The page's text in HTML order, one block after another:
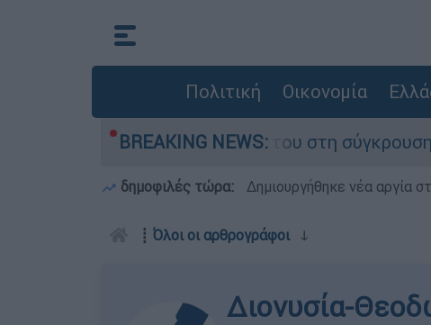
Πολιτική Οικονομία
BREAKING NEWS:
που έχασε τη ζωή του στη σύγκρουση
δημοφιλές τώρα: Δημιουργήθηκε νέα αργία
┋ Όλοι οι αρθρογράφοιↆ
Διονυσία-